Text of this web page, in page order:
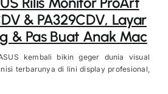
& PA329CDV, Layar
& Pas Buat Anak Mac
kembali bikin geger dunia visual
terbarunya di lini display profesional,